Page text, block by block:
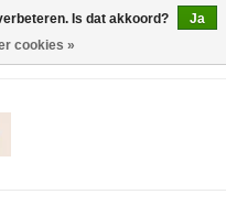
Is dat akkoord?
Ja
cookies »
EU maten. .